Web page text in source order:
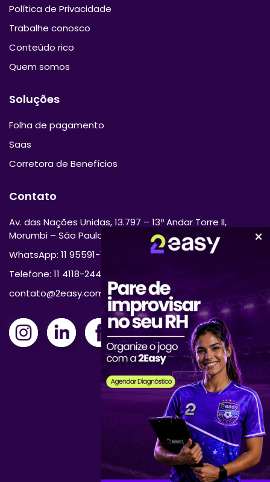
Política de Privacidade
Trabalhe conosco
Conteúdo rico
Quem somos
Soluções
Folha de pagamento
Saas
Corretora de Benefícios
Contato
Av. das Nações Unidas, 13.797 – 13º Andar Torre II,
Morumbi – São Paulo/SP 04794-000
WhatsApp: 11 95591-7870
Telefone: 11 4118-2444
contato@2easy.com.br